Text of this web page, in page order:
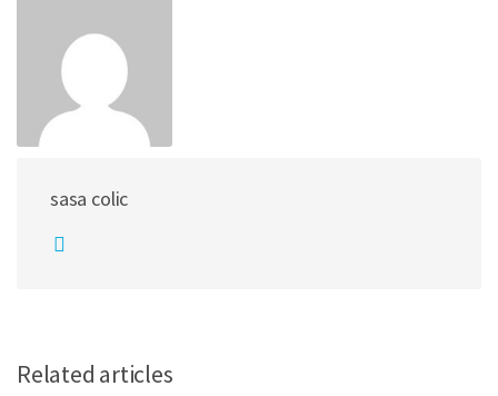
sasa colic
Related articles